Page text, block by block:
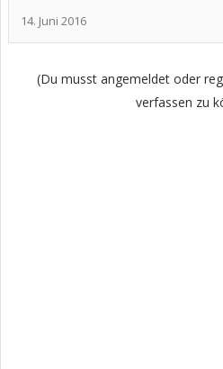
14. Juni 2016
(Du musst angemeldet oder
verfassen zu